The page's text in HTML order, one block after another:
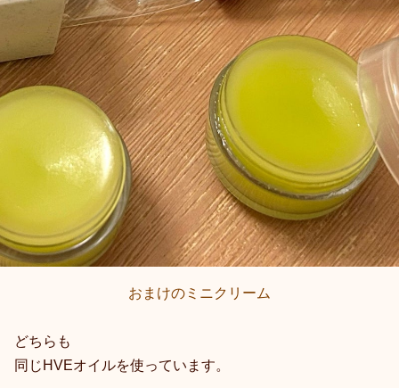
おまけのミニクリーム
どちらも
同じHVEオイルを使っています。